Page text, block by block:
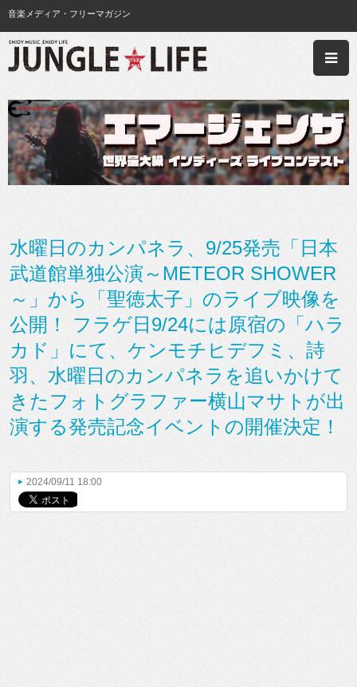
音楽メディア・フリーマガジン
水曜日のカンパネラ、9/25発売「日本
武道館単独公演～METEOR SHOWER
～」から「聖徳太子」のライブ映像を
公開！ フラゲ日9/24には原宿の「ハラ
カド」にて、ケンモチヒデフミ、詩
羽、水曜日のカンパネラを追いかけて
きたフォトグラファー横山マサトが出
演する発売記念イベントの開催決定！
2024/09/11 18:00